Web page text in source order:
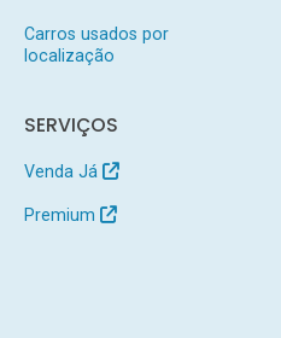
Carros usados por
localização
SERVIÇOS
Venda Já
Premium